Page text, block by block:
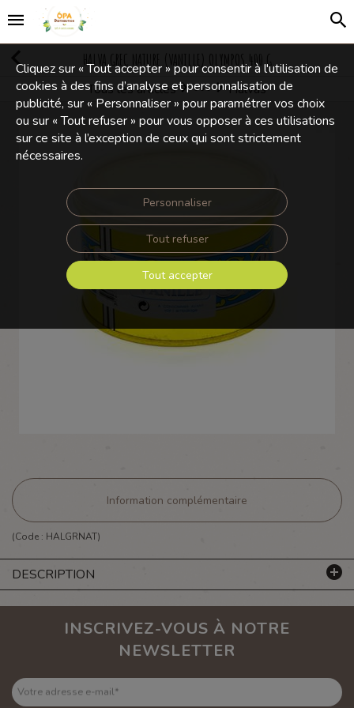
HALVA GREC NATURE (VANILLE) OLYMPOS 400 G
Tous les articles
Confiseries
Halvas
Information complémentaire
(Code : HALGRNAT)
DESCRIPTION
Cliquez sur « Tout accepter » pour consentir à l'utilisation de
cookies à des fins d’analyse et personnalisation de
publicité, sur « Personnaliser » pour paramétrer vos choix
ou sur « Tout refuser » pour vous opposer à ces utilisations
sur ce site à l’exception de ceux qui sont strictement
nécessaires.
Personnaliser
Tout refuser
Tout accepter
INSCRIVEZ-VOUS À NOTRE
NEWSLETTER
Votre adresse e-mail*